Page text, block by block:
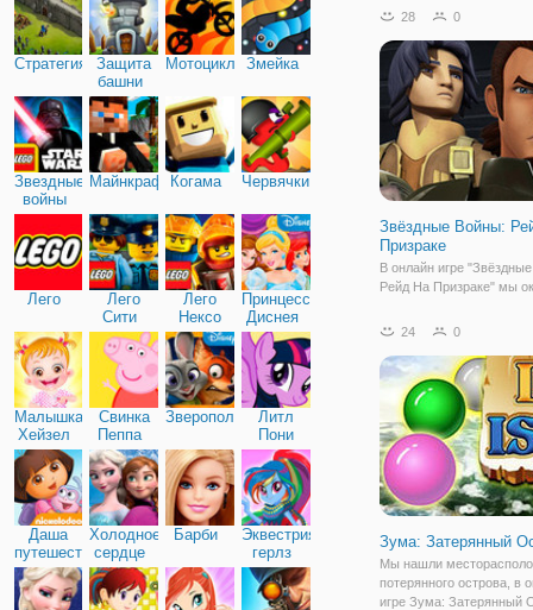
Стратегия
Защита
башни
МотоциклыЗмейка
Звездные
войны
МайнкрафтКогама Червячки
Лего
Лего
Сити
Лего
Нексо
Найтс
Принцессы
Диснея
Малышка
Хейзел
Свинка
Пеппа
Зверополис
Литл
Пони
Дружба
Даша
путешественница
Холодное
сердце
Барби
Эквестрия
герлз
части игры про
игре разработано 28
28 0
Звёздные Войны:
Призраке
В онлайн игре
Рейд На Призраке" мы
дела обстоят здесь не
ведет активную
отряд повстанце во
24 0
Зума: Затерянный
Мы нашли
потерянного острова, в
игре Зума: Затерянный